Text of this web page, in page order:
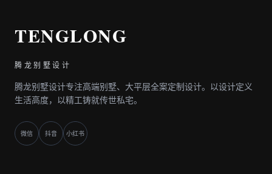
TENGLONG
腾龙别墅设计
腾龙别墅设计专注高端别墅、大平层全案定制设计。以设计定义
生活高度，以精工铸就传世私宅。
微信 抖音 小红书